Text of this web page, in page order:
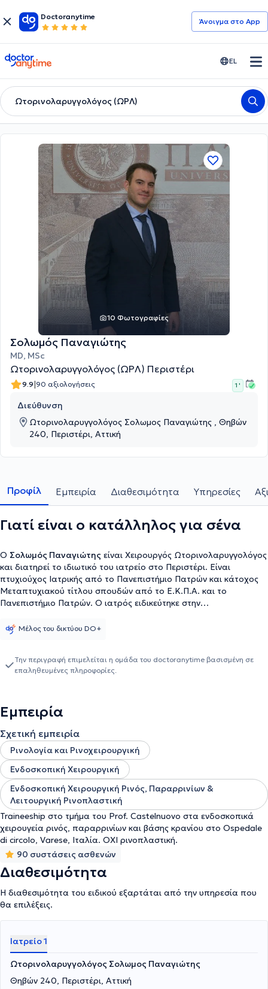
Doctoranytime
Άνοιγμα στο App
doctoranytime EL
Ωτορινολαρυγγολόγος (ΩΡΛ)
10 Φωτογραφίες
Σολωμός Παναγιώτης
MD, MSc
Ωτορινολαρυγγολόγος (ΩΡΛ) Περιστέρι
9.9|90 αξιολογήσεις 1 '
Διεύθυνση
Ωτορινολαρυγγολόγος Σολωμος Παναγιώτης , Θηβών
240, Περιστέρι, Αττική
Προφίλ Εμπειρία Διαθεσιμότητα Υπηρεσίες
Γιατί είναι ο κατάλληλος για σένα
Ο Σολωμός Παναγιώτης είναι Χειρουργός Ωτορινολαρυγγολόγος
και διατηρεί το ιδιωτικό του ιατρείο στο Περιστέρι. Είναι
πτυχιούχος Ιατρικής από το Πανεπιστήμιο Πατρών και κάτοχος
Μεταπτυχιακού τίτλου σπουδών από το Ε.Κ.Π.Α. και το
Πανεπιστήμιο Πατρών. Ο ιατρός ειδικεύτηκε στην
Κυριακού και στους ενήλικες στο Γ.Π.Ν. Αττικόν αντίστοιχα.
ενδοσκοπικά χειρουργία ρινός και παραρρινίων, έχοντας πάντα
στο επίκεντρο την καλύτερη δυνατή εξυπηρέτηση των
Μέλος του δικτύου DO+
Την περιγραφή επιμελείται η ομάδα του doctoranytime βασισμένη σε
επαληθευμένες πληροφορίες.
Εμπειρία
Σχετική εμπειρία
Ρινολογία και Ρινοχειρουργική
Ενδοσκοπική Χειρουργική
Ενδοσκοπική Χειρουργική Ρινός, Παραρρινίων &
Λειτουργική Ρινοπλαστική
Traineeship στο τμήμα του Prof. Castelnuovo στα ενδοσκοπικά
χειρουγεία ρινός, παραρρινίων και βάσης κρανίου στο Ospedale
di circolo, Varese, Ιταλία. ΟΧΙ ρινοπλαστική.
90 συστάσεις ασθενών
Διαθεσιμότητα
Η διαθεσιμότητα του ειδικού εξαρτάται από την υπηρεσία που
θα επιλέξεις.
Ιατρείο 1
Ωτορινολαρυγγολόγος Σολωμος Παναγιώτης
Θηβών 240, Περιστέρι, Αττική